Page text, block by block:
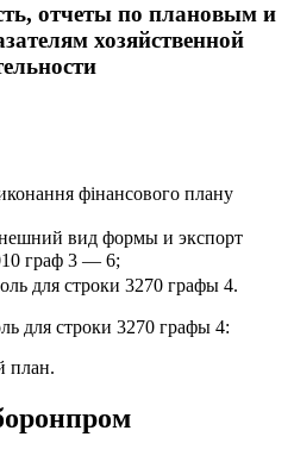
отчеты по плановым и
хозяйственной
фінансового плану
вид формы и экспорт
граф 3 — 6;
для строки 3270 графы 4.
для строки 3270 графы 4:
план.